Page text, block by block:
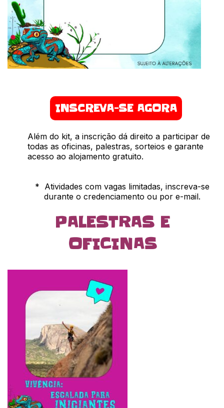
INSCREVA-SE AGORA
Além do kit, a inscrição dá direito a participar de
todas as oficinas, palestras, sorteios e garante
acesso ao alojamento gratuito.
* Atividades com vagas limitadas, inscreva-se
durante o credenciamento ou por e-mail.
PALESTRAS E
OFICINAS